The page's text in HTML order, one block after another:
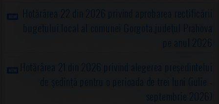
Hotărârea 22 din 2026 privind aprobarea rectificării
bugetului local al comunei Gorgota,judeţul Prahova
pe anul 2026
Hotărârea 21 din 2026 privind alegerea preşedintelui
de şedinţă pentru o perioada de trei luni (iulie -
septembrie 2026)